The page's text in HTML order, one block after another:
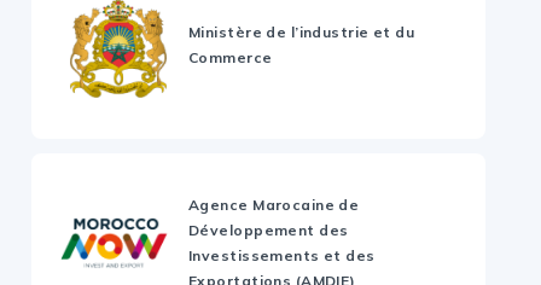
Ministère de l’industrie et du
Commerce
Agence Marocaine de
Développement des
Investissements et des
Exportations (AMDIE)